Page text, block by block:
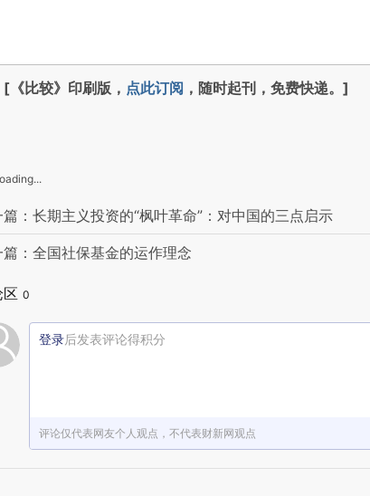
[《比较》印刷版， 点此订阅 ，随时起刊，免费快递。]
：长期主义投资的“枫叶革命”：对中国的三点启示
篇：全国社保基金的运作理念
0
登录后发表评论得积分
评论仅代表网友个人观点，不代表财新网观点